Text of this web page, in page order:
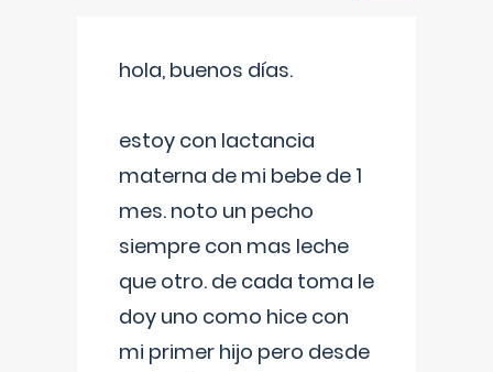
hola, buenos días.
estoy con lactancia
materna de mi bebe de 1
mes. noto un pecho
siempre con mas leche
que otro. de cada toma le
doy uno como hice con
mi primer hijo pero desde